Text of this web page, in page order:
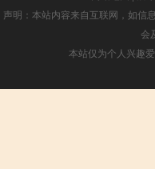
声明：本站内容来自互联网，如信
会
本站仅为个人兴趣